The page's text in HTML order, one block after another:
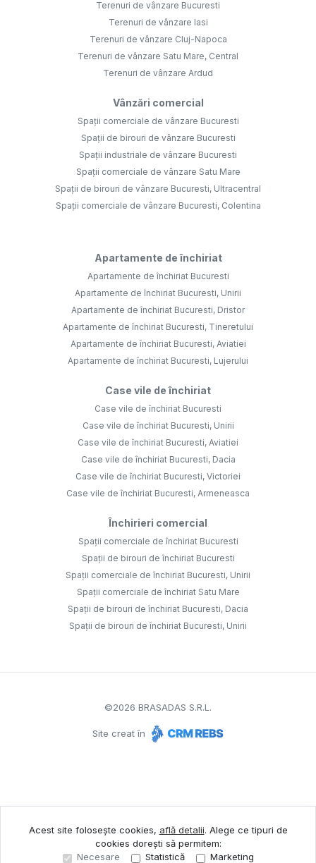
Terenuri de vânzare Bucuresti
Terenuri de vânzare Iasi
Terenuri de vânzare Cluj-Napoca
Terenuri de vânzare Satu Mare, Central
Terenuri de vânzare Ardud
Vânzări comercial
Spații comerciale de vânzare Bucuresti
Spații de birouri de vânzare Bucuresti
Spații industriale de vânzare Bucuresti
Spații comerciale de vânzare Satu Mare
Spații de birouri de vânzare Bucuresti, Ultracentral
Spații comerciale de vânzare Bucuresti, Colentina
Apartamente de închiriat
Apartamente de închiriat Bucuresti
Apartamente de închiriat Bucuresti, Unirii
Apartamente de închiriat Bucuresti, Dristor
Apartamente de închiriat Bucuresti, Tineretului
Apartamente de închiriat Bucuresti, Aviatiei
Apartamente de închiriat Bucuresti, Lujerului
Case vile de închiriat
Case vile de închiriat Bucuresti
Case vile de închiriat Bucuresti, Unirii
Case vile de închiriat Bucuresti, Aviatiei
Case vile de închiriat Bucuresti, Dacia
Case vile de închiriat Bucuresti, Victoriei
Case vile de închiriat Bucuresti, Armeneasca
Închirieri comercial
Spații comerciale de închiriat Bucuresti
Spații de birouri de închiriat Bucuresti
Spații comerciale de închiriat Bucuresti, Unirii
Spații comerciale de închiriat Satu Mare
Spații de birouri de închiriat Bucuresti, Dacia
Spații de birouri de închiriat Bucuresti, Unirii
©2026 BRASADAS S.R.L.
Site creat în
Acest site folosește cookies, află detalii. Alege ce tipuri de
cookies dorești să permitem:
Necesare
Statistică Marketing